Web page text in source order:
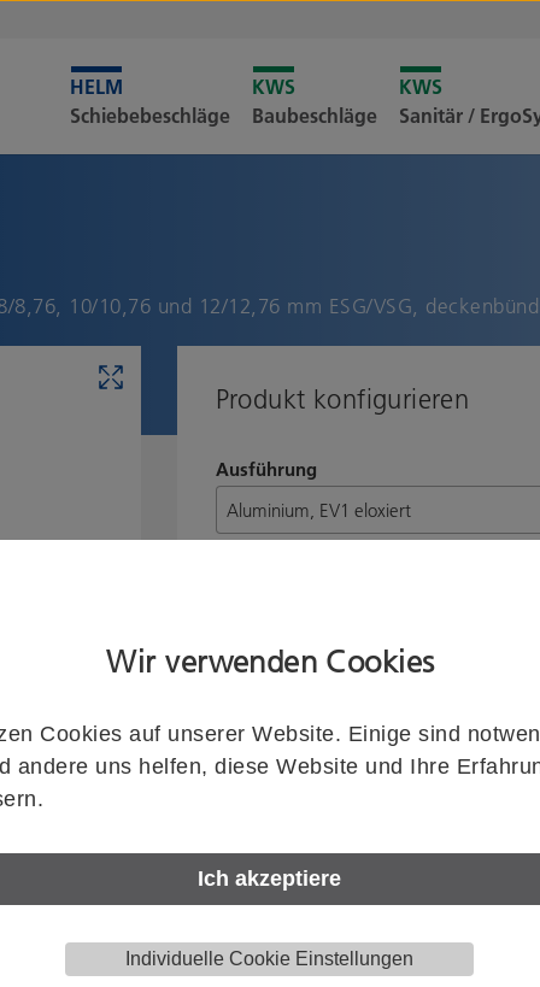
Wir verwenden Cookies
Cookies auf unserer Website. Einige sind
andere uns helfen, diese Website und Ihre
Ich akzeptiere
Individuelle Cookie Einstellungen
Schiebebeschläge Baubeschläge Sanitär /
10/10,76 und 12/12,76 mm ESG/VSG,
Zeichnung zeigt HELM GT.S150.G.440..
Produkt konfigurieren
Ausführung
Einzugsdämpfung
Laufschienenlänge (Länge U-Blende)
Artikelnummer
HELMGT.S150.G.440.41.1.00.2000